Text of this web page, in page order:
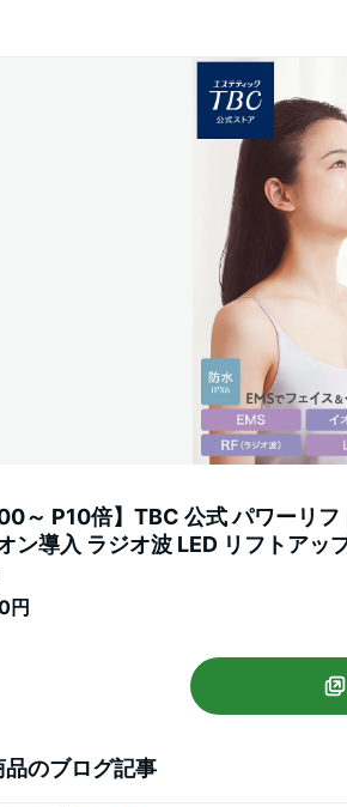
～ P10倍】TBC 公式 パワーリ
ン導入 ラジオ波 LED リフトアッ
頭皮ブラシ 電動頭皮ブラシ EMS
円
品のブログ記事